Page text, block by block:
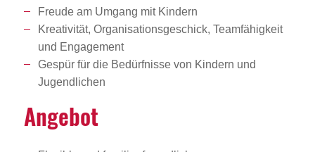
Freude am Umgang mit Kindern
Kreativität, Organisationsgeschick, Teamfähigkeit
und Engagement
Gespür für die Bedürfnisse von Kindern und
Jugendlichen
Angebot